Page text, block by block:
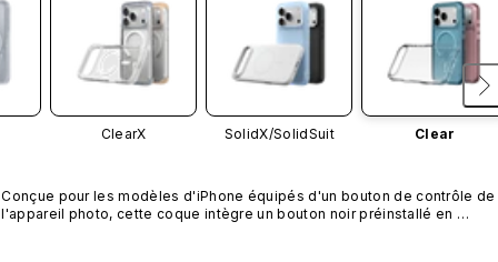
ClearX SolidX/SolidSuit Clear
Conçue pour les modèles d'iPhone équipés d'un bouton de contrôle de
l'appareil photo, cette coque intègre un bouton noir préinstallé en